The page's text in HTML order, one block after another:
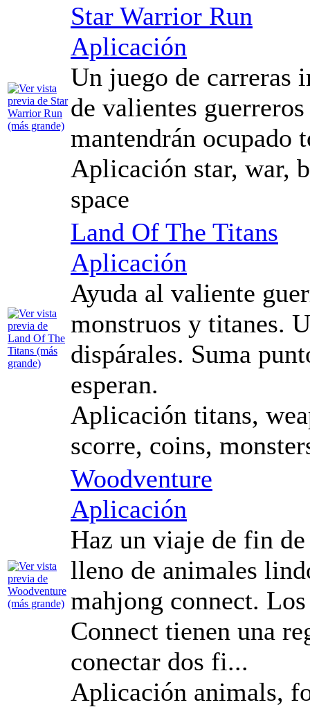
Star Warrior Run
Aplicación
Un juego de carreras
de valientes
mantendrán ocupado
Aplicación star, war,
space
Land Of The Titans
Aplicación
Ayuda al valiente
monstruos y titanes.
dispárales. Suma
esperan.
Aplicación titans,
scorre, coins,
Woodventure
Aplicación
Haz un viaje de fin de
lleno de animales
mahjong connect.
Connect tienen una
conectar dos fi...
Aplicación animals,